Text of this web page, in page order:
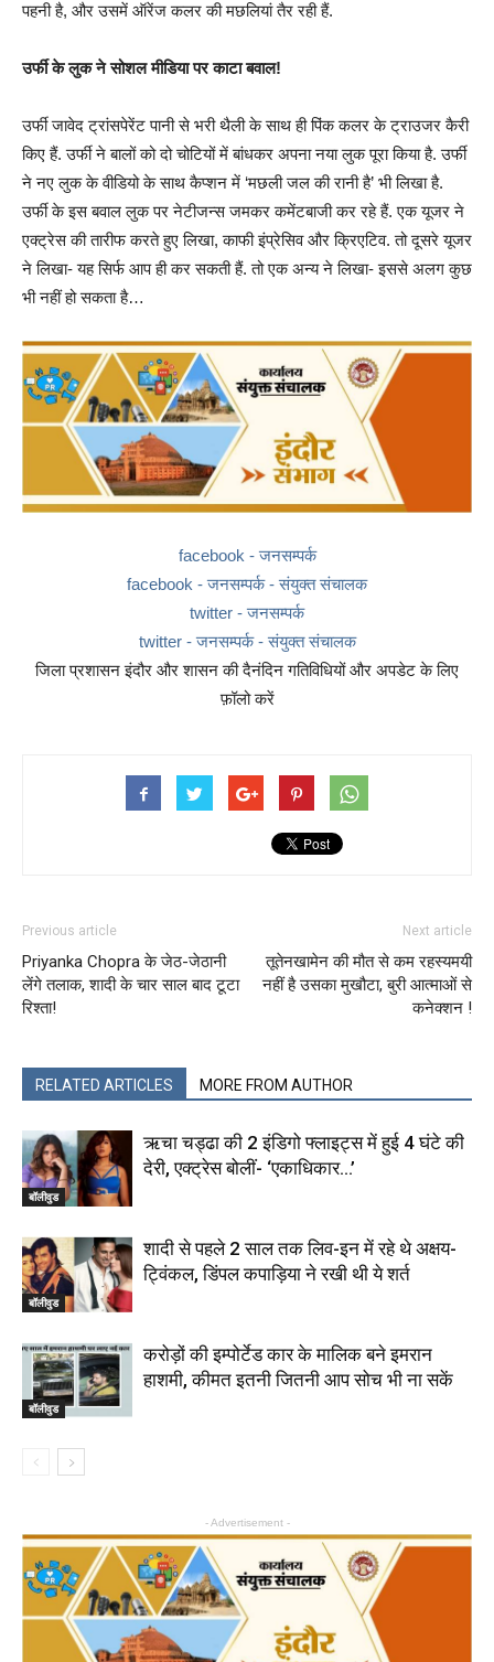
पहनी है, और उसमें ऑरेंज कलर की मछलियां तैर रही हैं.
उर्फी के लुक ने सोशल मीडिया पर काटा बवाल!
उर्फी जावेद ट्रांसपेरेंट पानी से भरी थैली के साथ ही पिंक कलर के ट्राउजर कैरी
किए हैं. उर्फी ने बालों को दो चोटियों में बांधकर अपना नया लुक पूरा किया है. उर्फी
ने नए लुक के वीडियो के साथ कैप्शन में ‘मछली जल की रानी है’ भी लिखा है.
उर्फी के इस बवाल लुक पर नेटीजन्स जमकर कमेंटबाजी कर रहे हैं. एक यूजर ने
एक्ट्रेस की तारीफ करते हुए लिखा, काफी इंप्रेसिव और क्रिएटिव. तो दूसरे यूजर
ने लिखा- यह सिर्फ आप ही कर सकती हैं. तो एक अन्य ने लिखा- इससे अलग कुछ
भी नहीं हो सकता है…
facebook - जनसम्पर्क
facebook - जनसम्पर्क - संयुक्त संचालक
twitter - जनसम्पर्क
twitter - जनसम्पर्क - संयुक्त संचालक
जिला प्रशासन इंदौर और शासन की दैनंदिन गतिविधियों और अपडेट के लिए
फ़ॉलो करें
Previous article
Priyanka Chopra के जेठ-जेठानी
लेंगे तलाक, शादी के चार साल बाद टूटा
रिश्ता!
Next article
तूतेनखामेन की मौत से कम रहस्यमयी
नहीं है उसका मुखौटा, बुरी आत्माओं से
कनेक्शन !
RELATED ARTICLES MORE FROM AUTHOR
बॉलीवुड
ऋचा चड्ढा की 2 इंडिगो फ्लाइट्स में हुई 4 घंटे की
देरी, एक्ट्रेस बोलीं- ‘एकाधिकार…’
बॉलीवुड
शादी से पहले 2 साल तक लिव-इन में रहे थे अक्षय-
ट्विंकल, डिंपल कपाड़िया ने रखी थी ये शर्त
बॉलीवुड
करोड़ों की इम्पोर्टेड कार के मालिक बने इमरान
हाशमी, कीमत इतनी जितनी आप सोच भी ना सकें
- Advertisement -